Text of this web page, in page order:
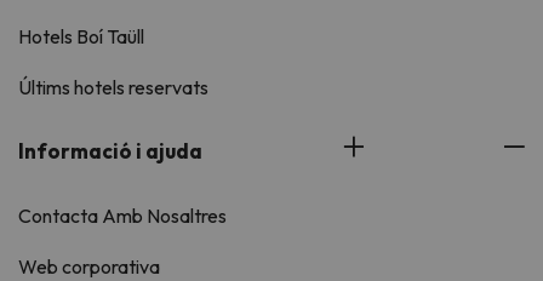
Hotels Boí Taüll
Últims hotels reservats
Informació i ajuda
Contacta Amb Nosaltres
Web corporativa